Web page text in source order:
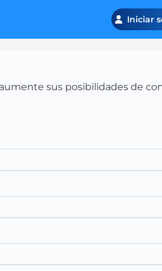
Iniciar
sus posibilidades de